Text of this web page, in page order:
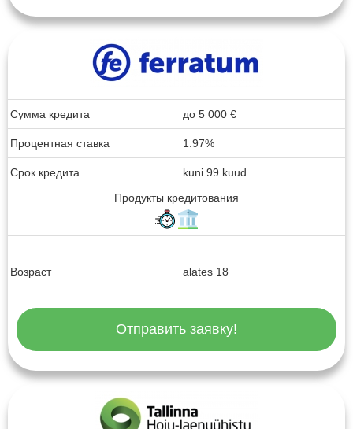
Сумма кредита до 5 000 €
Процентная ставка 1.97%
Срок кредита
kuni 99 kuud
Продукты кредитования
Возраст alates 18
Отправить заявку!